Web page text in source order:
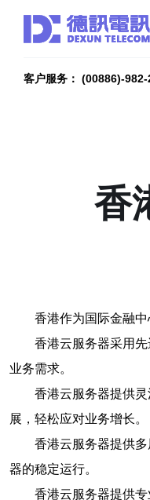
客户服务： (00886)-
香
香港作为国际金融
香港云服务器采用
业务需求。
香港云服务器提供
展，轻松应对业务增长。
香港云服务器提供
器的稳定运行。
香港云服务器提供